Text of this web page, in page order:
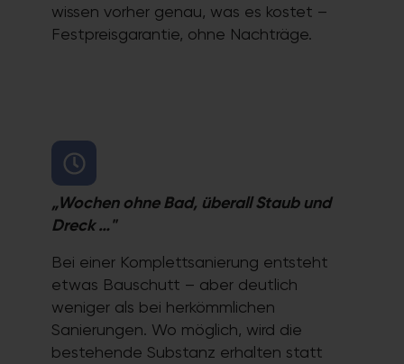
wissen vorher genau, was es kostet –
Festpreisgarantie, ohne Nachträge.
„Wochen ohne Bad, überall Staub und
Dreck …"
Bei einer Komplettsanierung entsteht
etwas Bauschutt – aber deutlich
weniger als bei herkömmlichen
Sanierungen. Wo möglich, wird die
bestehende Substanz erhalten statt